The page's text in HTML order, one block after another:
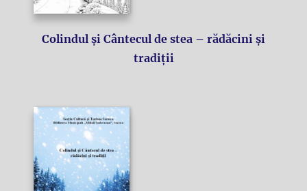
Colindul și Cântecul de stea – rădăcini și
tradiții